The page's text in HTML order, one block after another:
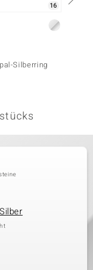
16
Silberring